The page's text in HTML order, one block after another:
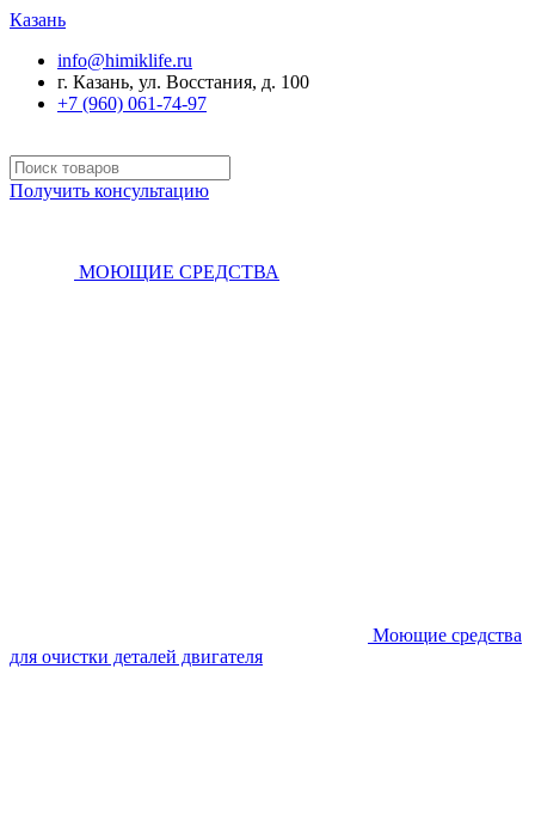
Казань
info@himiklife.ru
г. Казань, ул. Восстания, д. 100
+7 (960) 061-74-97
Получить консультацию
МОЮЩИЕ СРЕДСТВА
Моющие средства
для очистки деталей двигателя